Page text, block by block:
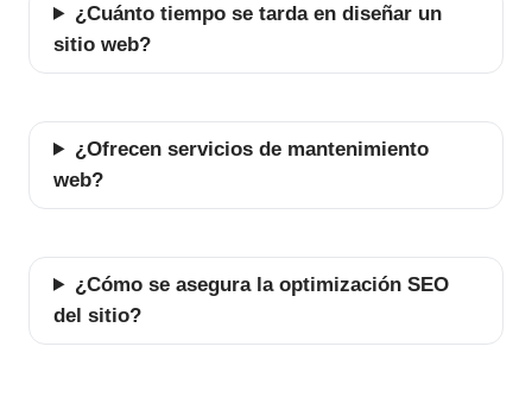
¿Cuánto tiempo se tarda en diseñar un
sitio web?
¿Ofrecen servicios de mantenimiento
web?
¿Cómo se asegura la optimización SEO
del sitio?